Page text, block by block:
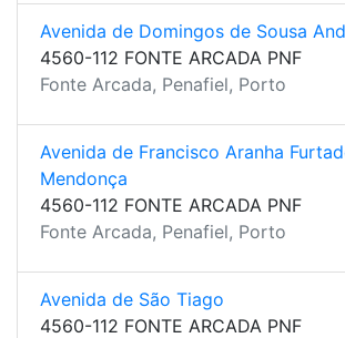
Avenida de Domingos de Sousa
4560-112 FONTE ARCADA PNF
Fonte Arcada, Penafiel, Porto
Avenida de Francisco Aranha
Mendonça
4560-112 FONTE ARCADA PNF
Fonte Arcada, Penafiel, Porto
Avenida de São Tiago
4560-112 FONTE ARCADA PNF